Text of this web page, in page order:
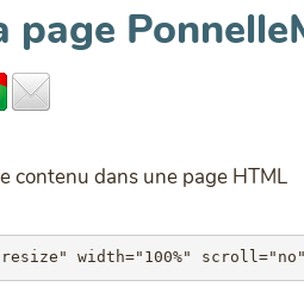
page
contenu dans une page HTML